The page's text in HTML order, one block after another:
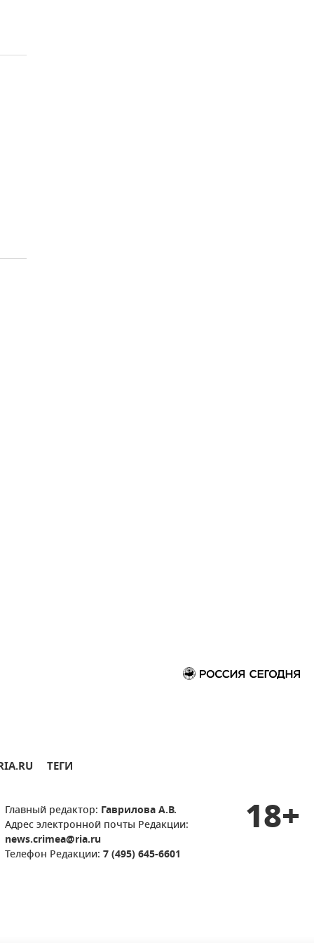
ТЕГИ
Главный редактор: Гаврилова А.В.
Адрес электронной почты Редакции:
news.crimea@ria.ru
Телефон Редакции: 7 (495) 645-6601
18+